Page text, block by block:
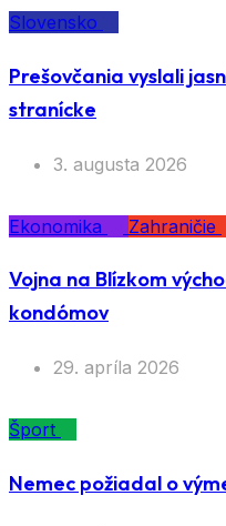
Slovensko
Prešovčania vyslali
stranícke
3. augusta 2026
Ekonomika Zahraničie
Vojna na Blízkom
kondómov
29. apríla 2026
Šport
Nemec požiadal o